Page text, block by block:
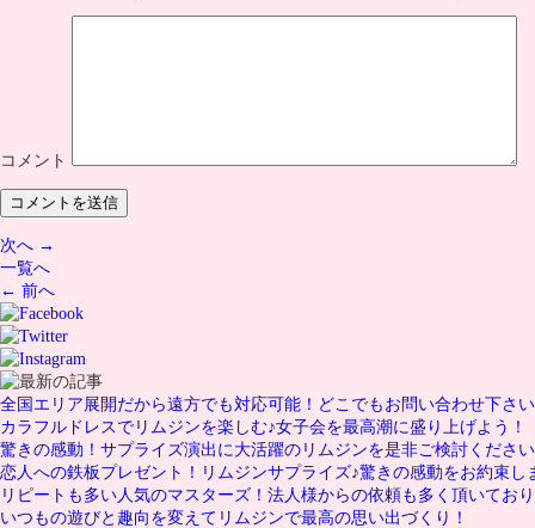
コメント
次へ →
一覧へ
← 前へ
全国エリア展開だから遠方でも対応可能！どこでもお問い合わせ下さ
カラフルドレスでリムジンを楽しむ♪女子会を最高潮に盛り上げよう！
驚きの感動！サプライズ演出に大活躍のリムジンを是非ご検討くださ
恋人への鉄板プレゼント！リムジンサプライズ♪驚きの感動をお約束し
リピートも多い人気のマスターズ！法人様からの依頼も多く頂いてお
いつもの遊びと趣向を変えてリムジンで最高の思い出づくり！